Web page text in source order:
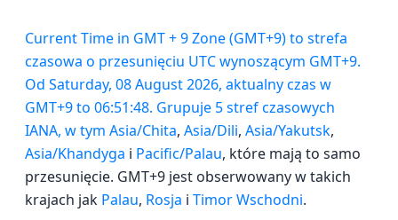
Current Time in GMT + 9 Zone (GMT+9) to strefa
czasowa o przesunięciu UTC wynoszącym GMT+9.
Od Saturday, 08 August 2026, aktualny czas w
GMT+9 to 06:51:48. Grupuje 5 stref czasowych
IANA, w tym Asia/Chita, Asia/Dili, Asia/Yakutsk,
Asia/Khandyga i Pacific/Palau, które mają to samo
przesunięcie. GMT+9 jest obserwowany w takich
krajach jak Palau, Rosja i Timor Wschodni.